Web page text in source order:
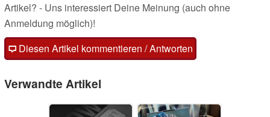
Artikel? - Uns interessiert Deine Meinung (auch ohne
Anmeldung möglich)!
Diesen Artikel kommentieren / Antworten
Verwandte Artikel